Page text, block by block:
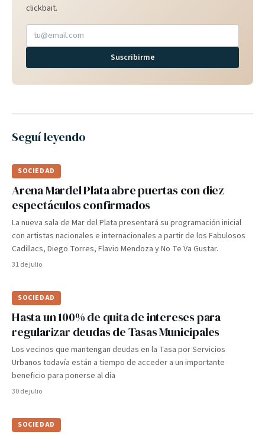
clickbait.
Suscribirme
Seguí leyendo
SOCIEDAD
Arena Mardel Plata abre puertas con diez
espectáculos confirmados
La nueva sala de Mar del Plata presentará su programación inicial
con artistas nacionales e internacionales a partir de los Fabulosos
Cadillacs, Diego Torres, Flavio Mendoza y No Te Va Gustar.
31 de julio
SOCIEDAD
Hasta un 100% de quita de intereses para
regularizar deudas de Tasas Municipales
Los vecinos que mantengan deudas en la Tasa por Servicios
Urbanos todavía están a tiempo de acceder a un importante
beneficio para ponerse al día
30 de julio
SOCIEDAD